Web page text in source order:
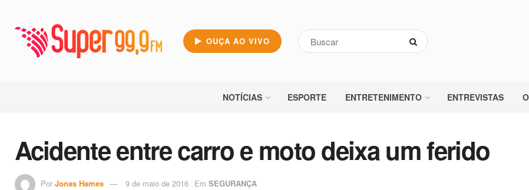
OUÇA AO VIVO
NOTÍCIAS ESPORTE ENTRETENIMENTO ENTREVISTAS
Acidente entre carro e moto deixa um ferido
Por Jonas Hames 9 de maio de 2016 Em SEGURANÇA